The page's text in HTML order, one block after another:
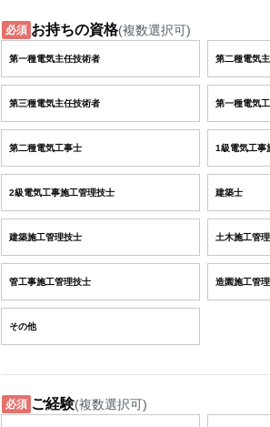
必須 お持ちの資格(複数選択可)
第一種電気主任技術者 第二種電気
第三種電気主任技術者 第一種電気
第二種電気工事士 1級電気工事
2級電気工事施工管理技士 建築士
建築施工管理技士 土木施工管
管工事施工管理技士 造園施工管
その他
必須 ご経験(複数選択可)